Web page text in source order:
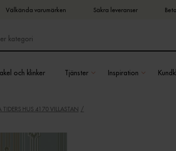
Välkända varumärken Säkra leveranser
och klinker Tjänster Inspiration
TIDERS HUS 4170 VILLASTAN